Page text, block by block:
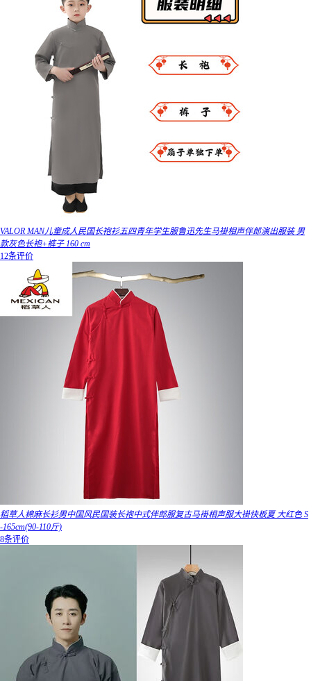
VALOR MAN儿童成人民国长袍衫五四青年学生服鲁迅先生马褂相声伴郎演出服装 男
款灰色长袍+裤子 160 cm
12条评价
稻草人棉麻长衫男中国风民国装长袍中式伴郎服复古马褂相声服大褂快板夏 大红色 S
-165cm(90-110斤)
8条评价